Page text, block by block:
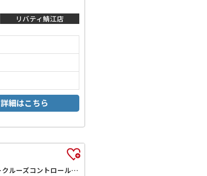
リバティ鯖江店
詳細はこちら
Z 4WD モデリスタエアロ 左右独立ムーンルーフ ナビ TV 全周囲カメラ フリップダウンモニター ブラインドスポットモニター オートクルーズコントロール 衝突被害軽減システム 両側電動スライドドア